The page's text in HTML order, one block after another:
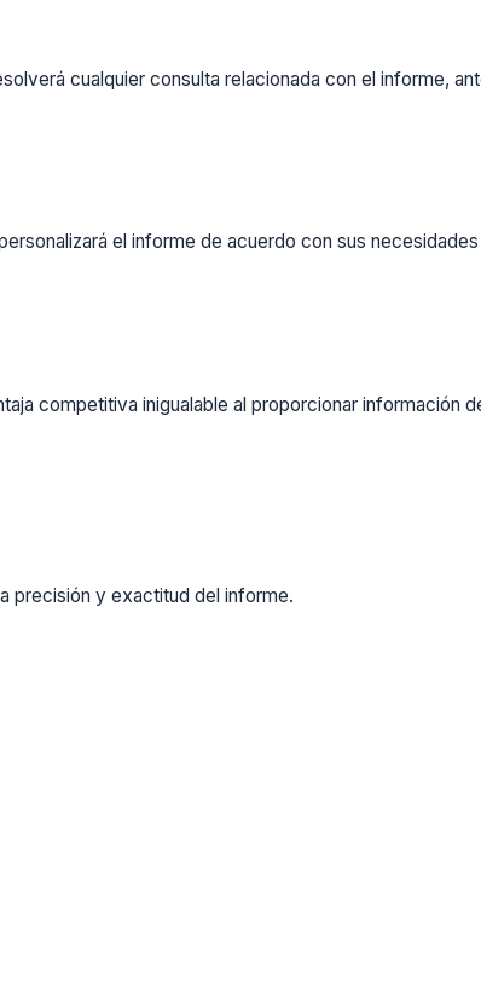
cualquier consulta relacionada con el informe,
el informe de acuerdo con sus
competitiva inigualable al proporcionar información
precisión y exactitud del informe.